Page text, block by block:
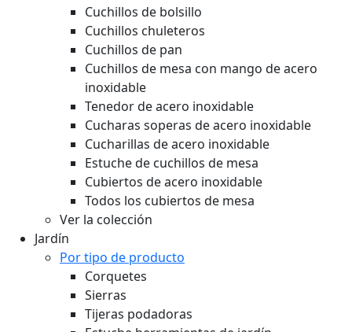
Cuchillos de bolsillo
Cuchillos chuleteros
Cuchillos de pan
Cuchillos de mesa con mango de acero
inoxidable
Tenedor de acero inoxidable
Cucharas soperas de acero inoxidable
Cucharillas de acero inoxidable
Estuche de cuchillos de mesa
Cubiertos de acero inoxidable
Todos los cubiertos de mesa
Ver la colección
Jardín
Por tipo de producto
Corquetes
Sierras
Tijeras podadoras